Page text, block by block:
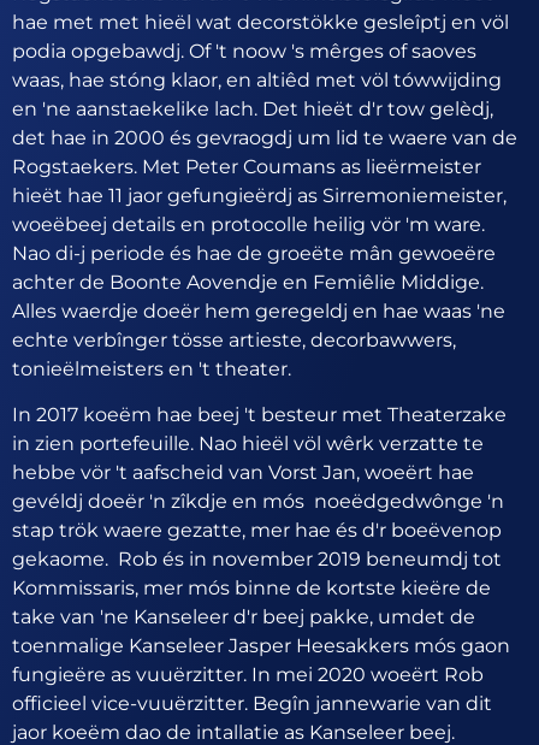
hae met met hieël wat decorstökke gesleîptj en völ
podia opgebawdj. Of 't noow 's mêrges of saoves
waas, hae stóng klaor, en altiêd met völ tówwijding
en 'ne aanstaekelike lach. Det hieët d'r tow gelèdj,
det hae in 2000 és gevraogdj um lid te waere van de
Rogstaekers. Met Peter Coumans as lieërmeister
hieët hae 11 jaor gefungieërdj as Sirremoniemeister,
woeëbeej details en protocolle heilig vör 'm ware.
Nao di-j periode és hae de groeëte mân gewoeëre
achter de Boonte Aovendje en Femiêlie Middige.
Alles waerdje doeër hem geregeldj en hae waas 'ne
echte verbînger tösse artieste, decorbawwers,
tonieëlmeisters en 't theater.
In 2017 koeëm hae beej 't besteur met Theaterzake
in zien portefeuille. Nao hieël völ wêrk verzatte te
hebbe vör 't aafscheid van Vorst Jan, woeërt hae
gevéldj doeër 'n zîkdje en mós noeëdgedwônge 'n
stap trök waere gezatte, mer hae és d'r boeëvenop
gekaome. Rob és in november 2019 beneumdj tot
Kommissaris, mer mós binne de kortste kieëre de
take van 'ne Kanseleer d'r beej pakke, umdet de
toenmalige Kanseleer Jasper Heesakkers mós gaon
fungieëre as vuuërzitter. In mei 2020 woeërt Rob
officieel vice-vuuërzitter. Begîn jannewarie van dit
jaor koeëm dao de intallatie as Kanseleer beej.